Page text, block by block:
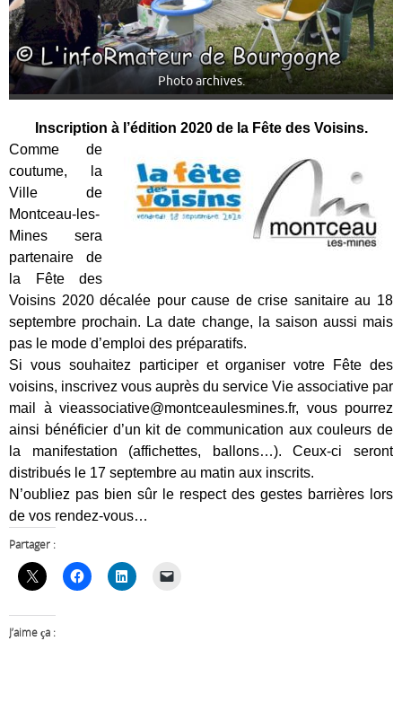
Photo archives.
Inscription à l’édition 2020 de la Fête des Voisins.
Comme de
coutume, la
Ville de
Montceau-les-
Mines sera
partenaire de
la Fête des
Voisins 2020 décalée pour cause de crise sanitaire au 18
septembre prochain. La date change, la saison aussi mais
pas le mode d’emploi des préparatifs.
Si vous souhaitez participer et organiser votre Fête des
voisins, inscrivez vous auprès du service Vie associative par
mail à vieassociative@montceaulesmines.fr, vous pourrez
ainsi bénéficier d’un kit de communication aux couleurs de
la manifestation (affichettes, ballons…). Ceux-ci seront
distribués le 17 septembre au matin aux inscrits.
N’oubliez pas bien sûr le respect des gestes barrières lors
de vos rendez-vous…
Partager :
J’aime ça :